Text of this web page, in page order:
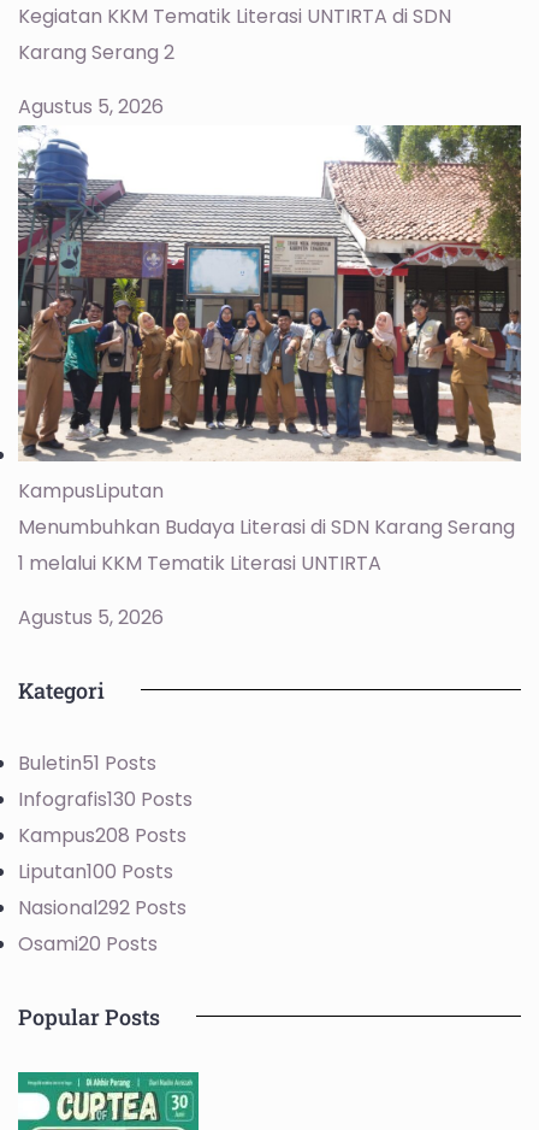
Kegiatan KKM Tematik Literasi UNTIRTA di SDN
Karang Serang 2
Agustus 5, 2026
KampusLiputan
Menumbuhkan Budaya Literasi di SDN Karang Serang
1 melalui KKM Tematik Literasi UNTIRTA
Agustus 5, 2026
Kategori
Buletin51 Posts
Infografis130 Posts
Kampus208 Posts
Liputan100 Posts
Nasional292 Posts
Osami20 Posts
Popular Posts